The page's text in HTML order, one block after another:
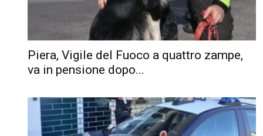
Piera, Vigile del Fuoco a quattro zampe,
va in pensione dopo...